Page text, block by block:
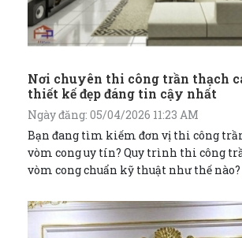
Nơi chuyên thi công trần thạch
thiết kế đẹp đáng tin cậy nhất
Ngày đăng: 05/04/2026 11:23 AM
Bạn đang tìm kiếm đơn vị thi công
vòm cong uy tín? Quy trình thi công
vòm cong chuẩn kỹ thuật như thế nào?